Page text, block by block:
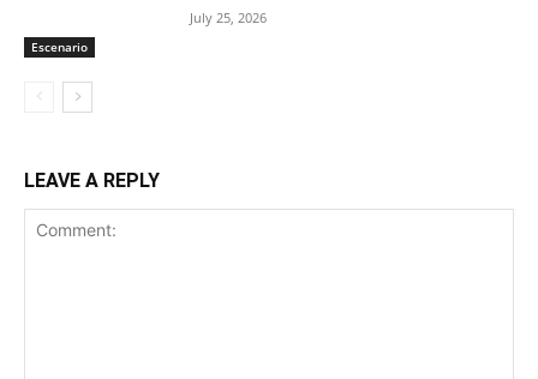
Escenario
July 25, 2026
LEAVE A REPLY